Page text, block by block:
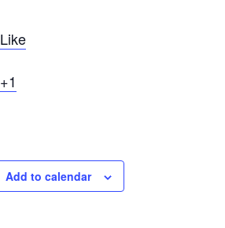
Like
+1
Add to calendar